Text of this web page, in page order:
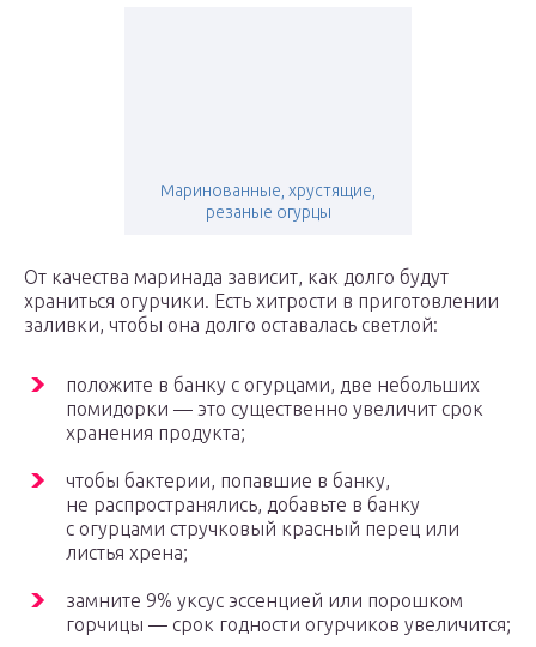
Маринованные, хрустящие,
резаные огурцы
От качества маринада зависит, как долго будут
храниться огурчики. Есть хитрости в приготовлении
заливки, чтобы она долго оставалась светлой:
положите в банку с огурцами, две небольших
помидорки — это существенно увеличит срок
хранения продукта;
чтобы бактерии, попавшие в банку,
не распространялись, добавьте в банку
с огурцами стручковый красный перец или
листья хрена;
замните 9% уксус эссенцией или порошком
горчицы — срок годности огурчиков увеличится;